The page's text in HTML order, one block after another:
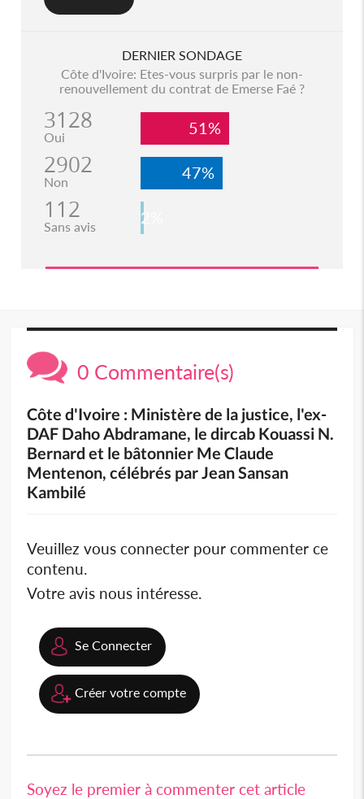
DERNIER SONDAGE
Côte d'Ivoire: Etes-vous surpris par le non-
renouvellement du contrat de Emerse Faé ?
3128
Oui 51%
2902
Non 47%
112
Sans avis 2%
0 Commentaire(s)
Côte d'Ivoire : Ministère de la justice, l'ex-
DAF Daho Abdramane, le dircab Kouassi N.
Bernard et le bâtonnier Me Claude
Mentenon, célébrés par Jean Sansan
Kambilé
Veuillez vous connecter pour commenter ce
contenu.
Votre avis nous intéresse.
Se Connecter
Créer votre compte
Soyez le premier à commenter cet article